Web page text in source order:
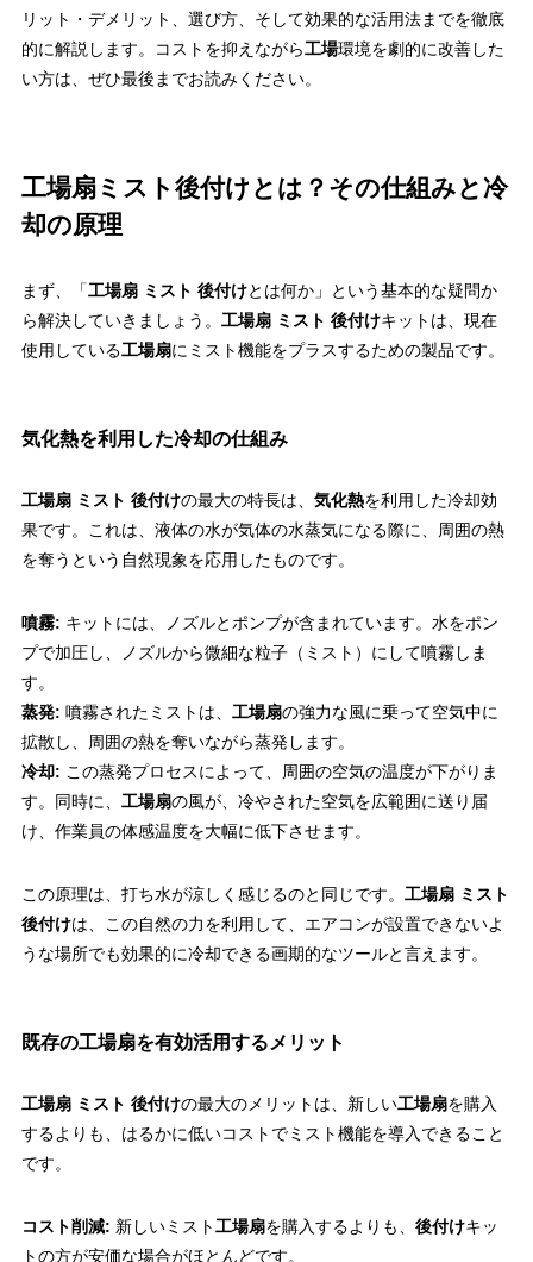
リット・デメリット、選び方、そして効果的な活用法までを徹底
的に解説します。コストを抑えながら工場環境を劇的に改善した
い方は、ぜひ最後までお読みください。
工場扇ミスト後付けとは？その仕組みと冷
却の原理
まず、「工場扇 ミスト 後付けとは何か」という基本的な疑問か
ら解決していきましょう。 工場扇 ミスト 後付けキットは、現在
使用している工場扇にミスト機能をプラスするための製品です。
気化熱を利用した冷却の仕組み
工場扇 ミスト 後付けの最大の特長は、 気化熱を利用した冷却効
果です。これは、液体の水が気体の水蒸気になる際に、周囲の熱
を奪うという自然現象を応用したものです。
噴霧: キットには、ノズルとポンプが含まれています。水をポン
プで加圧し、ノズルから微細な粒子（ミスト）にして噴霧しま
す。
蒸発: 噴霧されたミストは、 工場扇の強力な風に乗って空気中に
拡散し、周囲の熱を奪いながら蒸発します。
冷却: この蒸発プロセスによって、周囲の空気の温度が下がりま
す。同時に、 工場扇の風が、冷やされた空気を広範囲に送り届
け、作業員の体感温度を大幅に低下させます。
この原理は、打ち水が涼しく感じるのと同じです。 工場扇 ミスト
後付けは、この自然の力を利用して、エアコンが設置できないよ
うな場所でも効果的に冷却できる画期的なツールと言えます。
既存の工場扇を有効活用するメリット
工場扇 ミスト 後付けの最大のメリットは、新しい工場扇を購入
するよりも、はるかに低いコストでミスト機能を導入できること
です。
コスト削減: 新しいミスト工場扇を購入するよりも、 後付けキッ
トの方が安価な場合がほとんどです。